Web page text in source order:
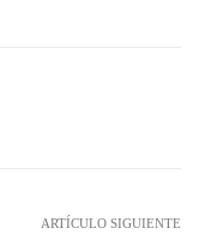
ARTÍCULO SIGUIENTE